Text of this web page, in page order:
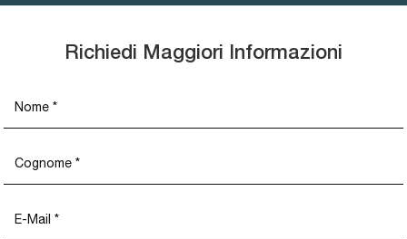
Richiedi Maggiori Informazioni